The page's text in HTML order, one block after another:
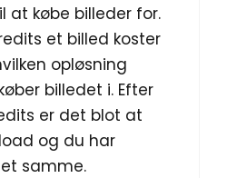
at købe billeder for.
et billed koster
opløsning
billedet i. Efter
er det blot at
og du har
samme.